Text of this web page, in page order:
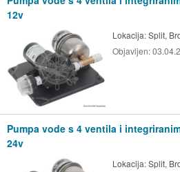
12v
Lokacija:Split,
Objavljen:
Pumpa vode s 4 ventila i
24v
Lokacija:Split,